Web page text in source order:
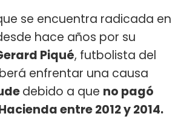
se encuentra radicada en
hace años por su
Piqué, futbolista del
enfrentar una causa
debido a que no pagó
entre 2012 y 2014.